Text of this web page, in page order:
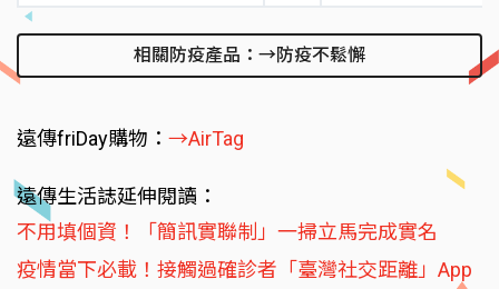
相關防疫產品：→防疫不鬆懈
遠傳friDay購物： →AirTag
遠傳生活誌延伸閱讀：
不用填個資！「簡訊實聯制」一掃立馬完成實名
疫情當下必載！接觸過確診者「臺灣社交距離」App